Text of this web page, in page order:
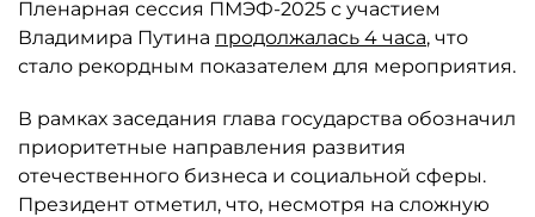
Пленарная сессия ПМЭФ-2025 с участием
Владимира Путина продолжалась 4 часа, что
стало рекордным показателем для мероприятия.
В рамках заседания глава государства обозначил
приоритетные направления развития
отечественного бизнеса и социальной сферы.
Президент отметил, что, несмотря на сложную